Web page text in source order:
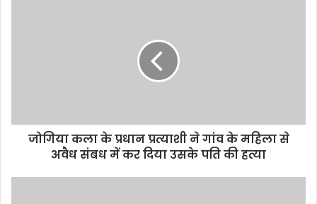
जोगिया कला के प्रधान प्रत्याशी ने गांव के महिला से
अवैध संबध में कर दिया उसके पति की हत्या